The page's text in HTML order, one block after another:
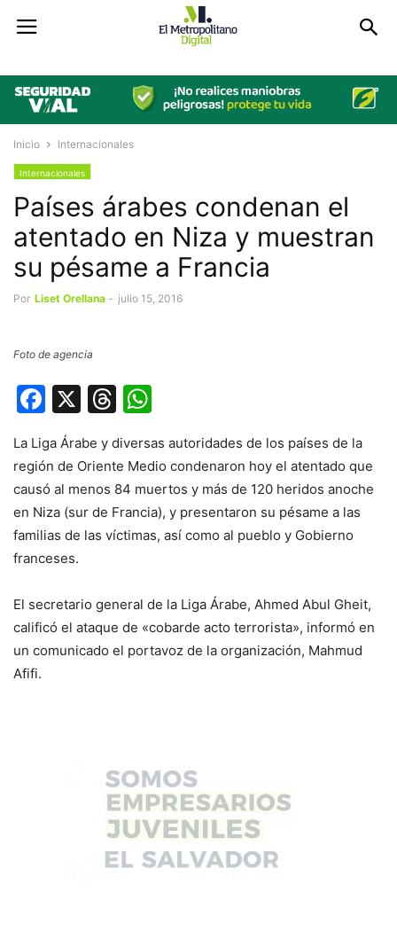
Inicio Internacionales
Internacionales
Países árabes condenan el
atentado en Niza y muestran
su pésame a Francia
Por Liset Orellana - julio 15, 2016
Foto de agencia
Facebook
X Threads
La Liga Árabe y diversas autoridades de los países de la
región de Oriente Medio condenaron hoy el atentado que
causó al menos 84 muertos y más de 120 heridos anoche
en Niza (sur de Francia), y presentaron su pésame a las
familias de las víctimas, así como al pueblo y Gobierno
franceses.
El secretario general de la Liga Árabe, Ahmed Abul Gheit,
calificó el ataque de «cobarde acto terrorista», informó en
un comunicado el portavoz de la organización, Mahmud
Afifi.